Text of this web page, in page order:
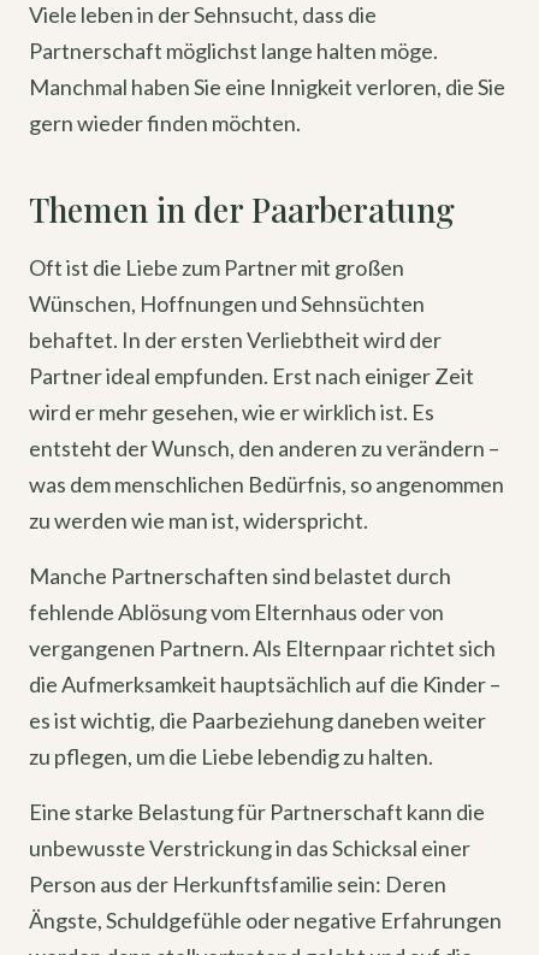
Viele leben in der Sehnsucht, dass die
Partnerschaft möglichst lange halten möge.
Manchmal haben Sie eine Innigkeit verloren, die Sie
gern wieder finden möchten.
Themen in der Paarberatung
Oft ist die Liebe zum Partner mit großen
Wünschen, Hoffnungen und Sehnsüchten
behaftet. In der ersten Verliebtheit wird der
Partner ideal empfunden. Erst nach einiger Zeit
wird er mehr gesehen, wie er wirklich ist. Es
entsteht der Wunsch, den anderen zu verändern –
was dem menschlichen Bedürfnis, so angenommen
zu werden wie man ist, widerspricht.
Manche Partnerschaften sind belastet durch
fehlende Ablösung vom Elternhaus oder von
vergangenen Partnern. Als Elternpaar richtet sich
die Aufmerksamkeit hauptsächlich auf die Kinder –
es ist wichtig, die Paarbeziehung daneben weiter
zu pflegen, um die Liebe lebendig zu halten.
Eine starke Belastung für Partnerschaft kann die
unbewusste Verstrickung in das Schicksal einer
Person aus der Herkunftsfamilie sein: Deren
Ängste, Schuldgefühle oder negative Erfahrungen